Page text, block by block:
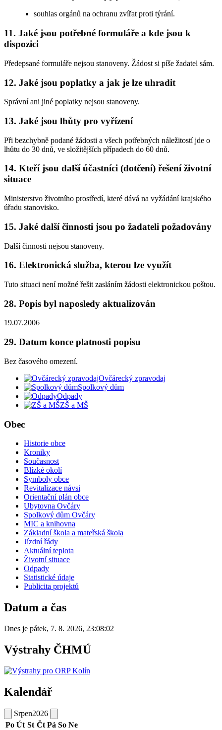
souhlas orgánů na ochranu zvířat proti týrání.
11. Jaké jsou potřebné formuláře a kde jsou k
dispozici
Předepsané formuláře nejsou stanoveny. Žádost si píše žadatel sám.
12. Jaké jsou poplatky a jak je lze uhradit
Správní ani jiné poplatky nejsou stanoveny.
13. Jaké jsou lhůty pro vyřízení
Při bezchybně podané žádosti a všech potřebných náležitostí jde o
lhůtu do 30 dnů, ve složitějších případech do 60 dnů.
14. Kteří jsou další účastníci (dotčení) řešení životní
situace
Ministerstvo životního prostředí, které dává na vyžádání krajského
úřadu stanovisko.
15. Jaké další činnosti jsou po žadateli požadovány
Další činnosti nejsou stanoveny.
16. Elektronická služba, kterou lze využít
Tuto situaci není možné řešit zasláním žádosti elektronickou poštou.
28. Popis byl naposledy aktualizován
19.07.2006
29. Datum konce platnosti popisu
Bez časového omezení.
Ovčárecký zpravodaj
Spolkový dům
Odpady
ZŠ a MŠ
Obec
Historie obce
Kroniky
Současnost
Blízké okolí
Symboly obce
Revitalizace návsi
Orientační plán obce
Ubytovna Ovčáry
Spolkový dům Ovčáry
MIC a knihovna
Základní škola a mateřská škola
Jízdní řády
Aktuální teplota
Životní situace
Odpady
Statistické údaje
Publicita projektů
Datum a čas
Dnes je pátek, 7. 8. 2026, 23:08:02
Výstrahy ČHMÚ
Kalendář
Srpen2026
Po Út St Čt Pá So Ne